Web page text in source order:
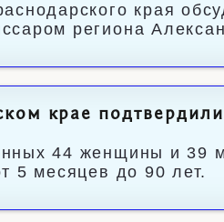
края
региона
крае
44 женщины и 39
5 месяцев до 90 лет.